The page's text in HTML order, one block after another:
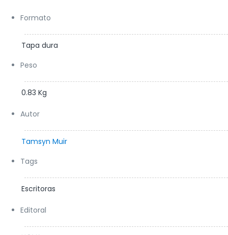
Formato
Tapa dura
Peso
0.83 Kg
Autor
Tamsyn Muir
Tags
Escritoras
Editoral